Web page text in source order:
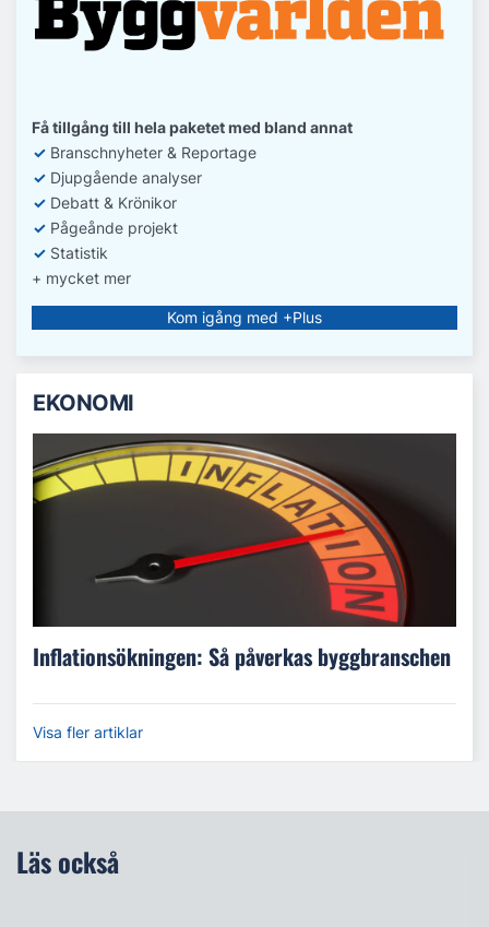
Få tillgång till hela paketet med bland annat
✓ Branschnyheter & Reportage
✓ Djupgående analyser
✓ Debatt & Krönikor
✓ Pågeånde projekt
✓ Statistik
+ mycket mer
Kom igång med +Plus
EKONOMI
Inflationsökningen: Så påverkas byggbranschen
Visa fler artiklar
Läs också